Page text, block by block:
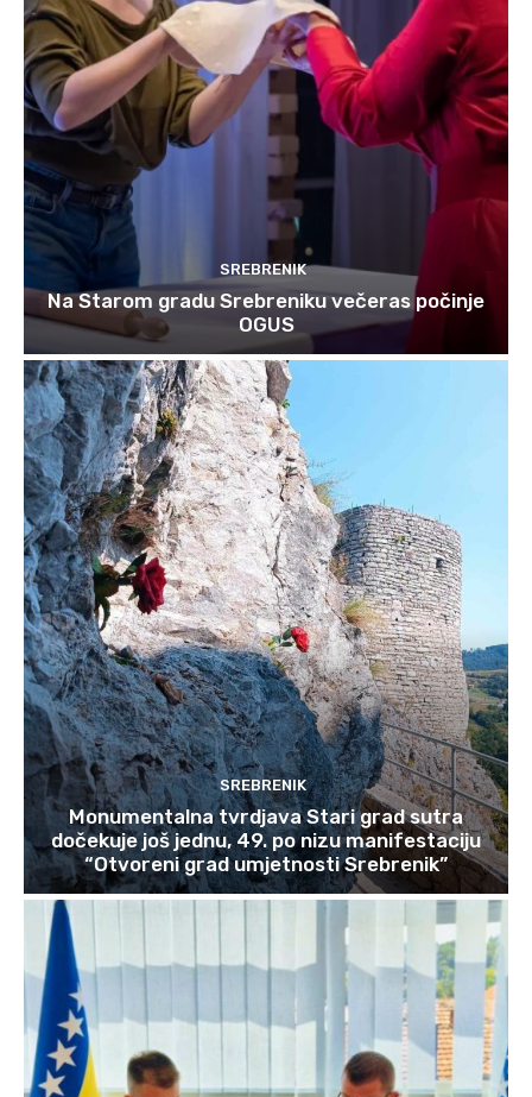
SREBRENIK
Na Starom gradu Srebreniku večeras počinje
OGUS
SREBRENIK
Monumentalna tvrdjava Stari grad sutra
dočekuje još jednu, 49. po nizu manifestaciju
“Otvoreni grad umjetnosti Srebrenik”